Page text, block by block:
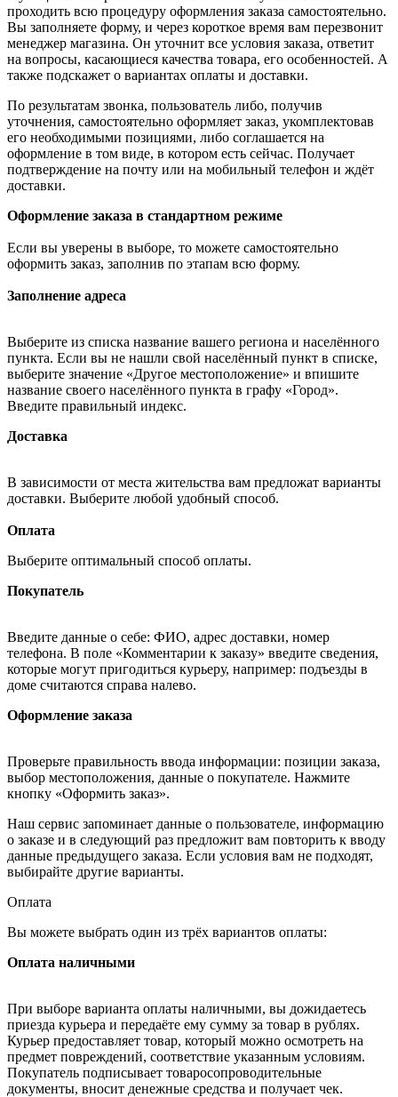
проходить всю процедуру оформления заказа самостоятельно.
Вы заполняете форму, и через короткое время вам перезвонит
менеджер магазина. Он уточнит все условия заказа, ответит
на вопросы, касающиеся качества товара, его особенностей. А
также подскажет о вариантах оплаты и доставки.
По результатам звонка, пользователь либо, получив
уточнения, самостоятельно оформляет заказ, укомплектовав
его необходимыми позициями, либо соглашается на
оформление в том виде, в котором есть сейчас. Получает
подтверждение на почту или на мобильный телефон и ждёт
доставки.
Оформление заказа в стандартном режиме
Если вы уверены в выборе, то можете самостоятельно
оформить заказ, заполнив по этапам всю форму.
Заполнение адреса
Выберите из списка название вашего региона и населённого
пункта. Если вы не нашли свой населённый пункт в списке,
выберите значение «Другое местоположение» и впишите
название своего населённого пункта в графу «Город».
Введите правильный индекс.
Доставка
В зависимости от места жительства вам предложат варианты
доставки. Выберите любой удобный способ.
Оплата
Выберите оптимальный способ оплаты.
Покупатель
Введите данные о себе: ФИО, адрес доставки, номер
телефона. В поле «Комментарии к заказу» введите сведения,
которые могут пригодиться курьеру, например: подъезды в
доме считаются справа налево.
Оформление заказа
Проверьте правильность ввода информации: позиции заказа,
выбор местоположения, данные о покупателе. Нажмите
кнопку «Оформить заказ».
Наш сервис запоминает данные о пользователе, информацию
о заказе и в следующий раз предложит вам повторить к вводу
данные предыдущего заказа. Если условия вам не подходят,
выбирайте другие варианты.
Оплата
Вы можете выбрать один из трёх вариантов оплаты:
Оплата наличными
При выборе варианта оплаты наличными, вы дожидаетесь
приезда курьера и передаёте ему сумму за товар в рублях.
Курьер предоставляет товар, который можно осмотреть на
предмет повреждений, соответствие указанным условиям.
Покупатель подписывает товаросопроводительные
документы, вносит денежные средства и получает чек.